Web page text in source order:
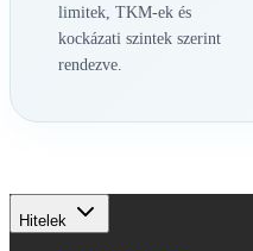
limitek, TKM-ek és
kockázati szintek szerint
rendezve.
Hitelek